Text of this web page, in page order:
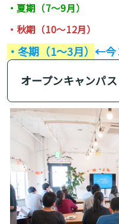
・夏期（7〜9月）
・秋期（10〜12月）
・冬期（1〜3月）←今
オープンキャンパ